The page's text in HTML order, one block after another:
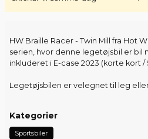
HW Braille Racer - Twin Mill fra Hot
serien, hvor denne legetøjsbil er bil
inkluderet i E-case 2023 (korte kort /
Legetøjsbilen er velegnet til leg eller
Kategorier
Sportsbiler